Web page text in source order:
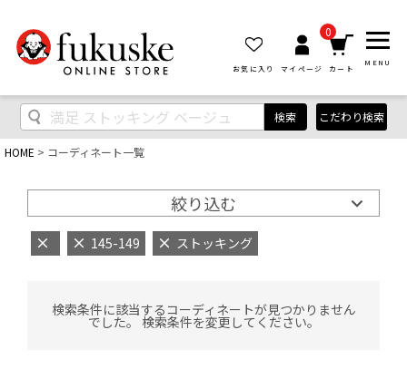
お気に入り マイページ
0
カート
MENU
検索 こだわり検索
HOME コーディネート一覧
絞り込む
145-149 ストッキング
検索条件に該当するコーディネートが見つかりません
でした。 検索条件を変更してください。